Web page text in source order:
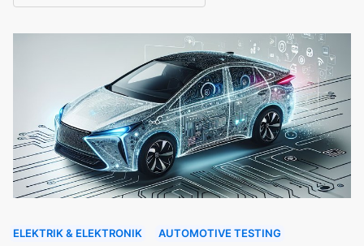
ELEKTRIK & ELEKTRONIK AUTOMOTIVE TESTING